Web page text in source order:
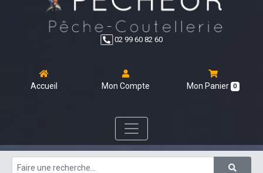
02 99 60 82 60
Accueil Mon Compte Mon Panier 0